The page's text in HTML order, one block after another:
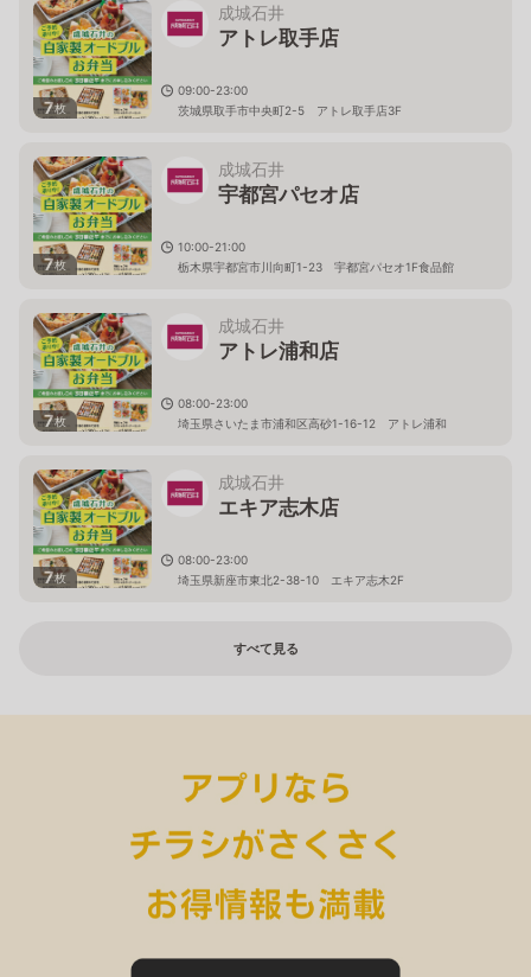
7枚
成城石井
アトレ取手店
09:00-23:00
茨城県取手市中央町2-5 アトレ取手店3F
7枚
成城石井
宇都宮パセオ店
10:00-21:00
栃木県宇都宮市川向町1-23 宇都宮パセオ1F食品館
7枚
成城石井
アトレ浦和店
08:00-23:00
埼玉県さいたま市浦和区高砂1-16-12 アトレ浦和
7枚
成城石井
エキア志木店
08:00-23:00
埼玉県新座市東北2-38-10 エキア志木2F
すべて見る